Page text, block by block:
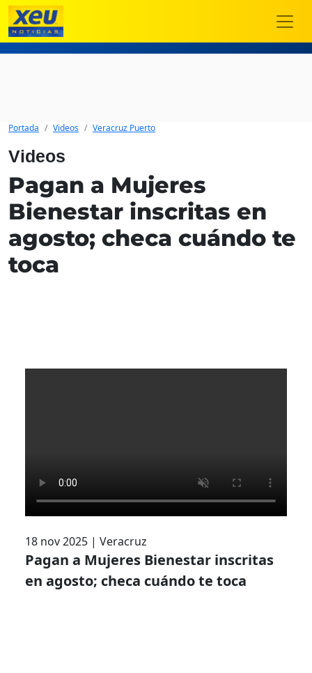
Portada Videos Veracruz Puerto
Videos
Pagan a Mujeres
Bienestar inscritas en
agosto; checa cuándo te
toca
18 nov 2025 | Veracruz
Pagan a Mujeres Bienestar inscritas
en agosto; checa cuándo te toca